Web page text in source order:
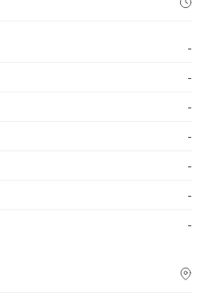
-
-
-
-
-
-
-